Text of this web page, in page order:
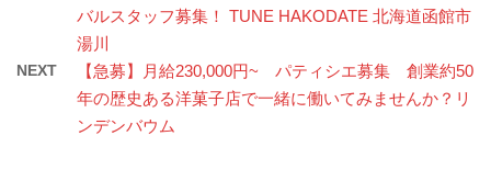
バルスタッフ募集！ TUNE HAKODATE 北海道函館市
湯川
NEXT
【急募】月給230,000円~ パティシエ募集 創業約50
年の歴史ある洋菓子店で一緒に働いてみませんか？リ
ンデンバウム